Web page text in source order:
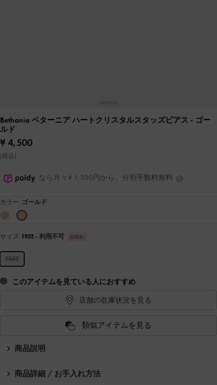
Bethania ベターニア ハートクリスタルスタッズピアス - ゴー
ルド
¥ 4,500
(税込)
なら月々¥ 1,500円から。分割手数料無料
カラー: ゴールド
サイズ: FREE - 利用不可 品切れ
FREE
このアイテムを見ている人におすすめ
店舗の在庫状況を見る
類似アイテムを見る
商品説明
商品詳細 / お手入れ方法